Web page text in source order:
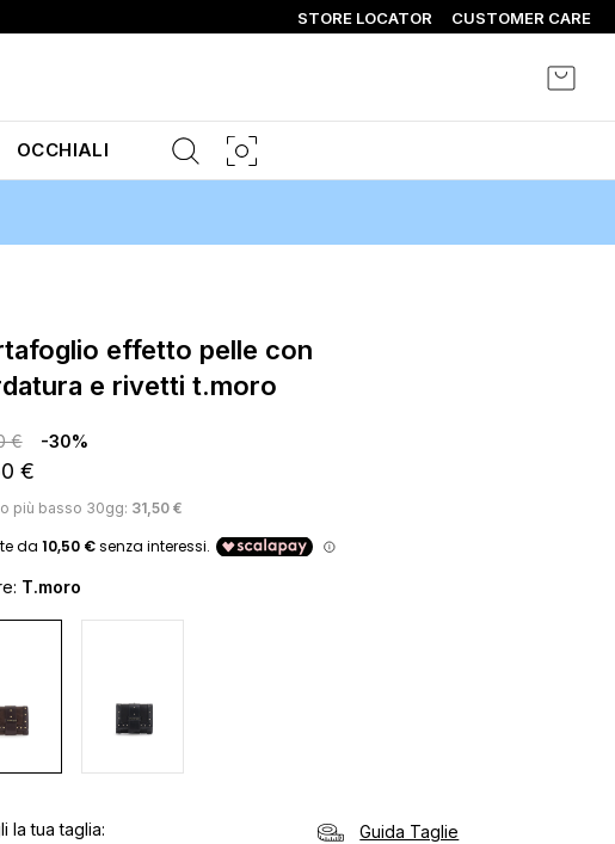
STORE LOCATOR CUSTOMER CARE
OCCHIALI
e rivetti t.moro
€ -30%
€
più basso 30gg: 31,50 €
T.moro
la tua taglia Guida Taglie